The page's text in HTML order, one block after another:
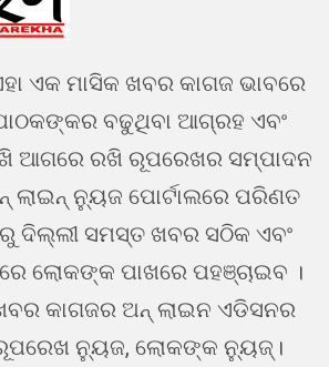
ଏକ ମାସିକ ଖବର କାଗଜ ଭାବରେ
ବଢୁଥିବା ଆଗ୍ରହ ଏବଂ
ଆଗରେ ରଖି ରୂପରେଖର ସମ୍ପାଦନ
ଲାଇନ୍ ନ୍ୟୁଜ ପୋର୍ଟାଲରେ ପରିଣତ
ଦିଲ୍ଲୀ ସମସ୍ତ ଖବର ସଠିକ ଏବଂ
ଲୋକଙ୍କ ପାଖରେ ପହଞ୍ଚାଇବ ।
କାଗଜର ଅନ୍ ଲାଇନ ଏଡିସନର
ନ୍ୟୁଜ, ଲୋକଙ୍କ ନ୍ୟୁଜ୍।